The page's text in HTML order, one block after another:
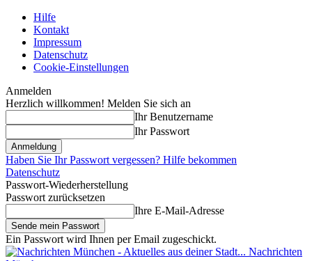
Hilfe
Kontakt
Impressum
Datenschutz
Cookie-Einstellungen
Anmelden
Herzlich willkommen! Melden Sie sich an
Ihr Benutzername
Ihr Passwort
Haben Sie Ihr Passwort vergessen? Hilfe bekommen
Datenschutz
Passwort-Wiederherstellung
Passwort zurücksetzen
Ihre E-Mail-Adresse
Ein Passwort wird Ihnen per Email zugeschickt.
Nachrichten